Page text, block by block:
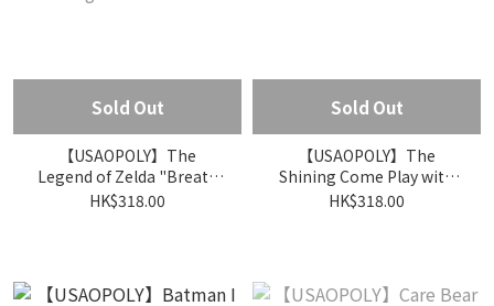
Sold Out
【USAOPOLY】The
Legend of Zelda "Breath
of the Wild" 1000 Piece
HK$318.00
Sold Out
【USAOPOLY】The
Shining Come Play with
Us 1000 Piece Jigsaw
HK$318.00